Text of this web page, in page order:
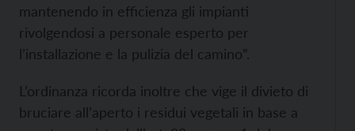
mantenendo in efficienza gli impianti
rivolgendosi a personale esperto per
l’installazione e la pulizia del camino”.
L’ordinanza ricorda inoltre che vige il divieto di
bruciare all’aperto i residui vegetali in base a